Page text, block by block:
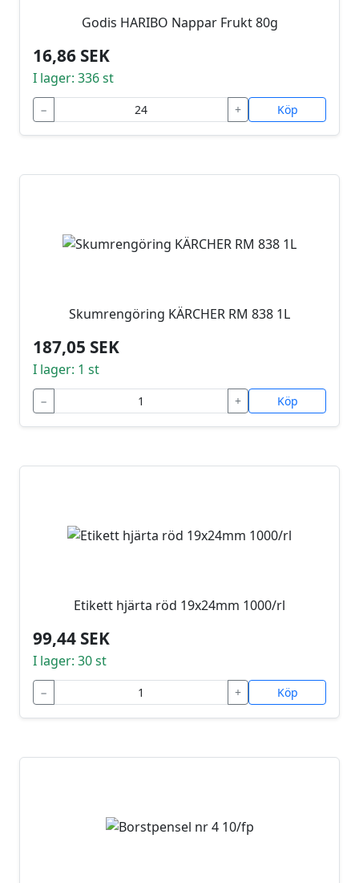
Godis HARIBO Nappar Frukt 80g
16,86 SEK
I lager: 336 st
− + Köp
Skumrengöring KÄRCHER RM 838 1L
187,05 SEK
I lager: 1 st
− + Köp
Etikett hjärta röd 19x24mm 1000/rl
99,44 SEK
I lager: 30 st
− + Köp